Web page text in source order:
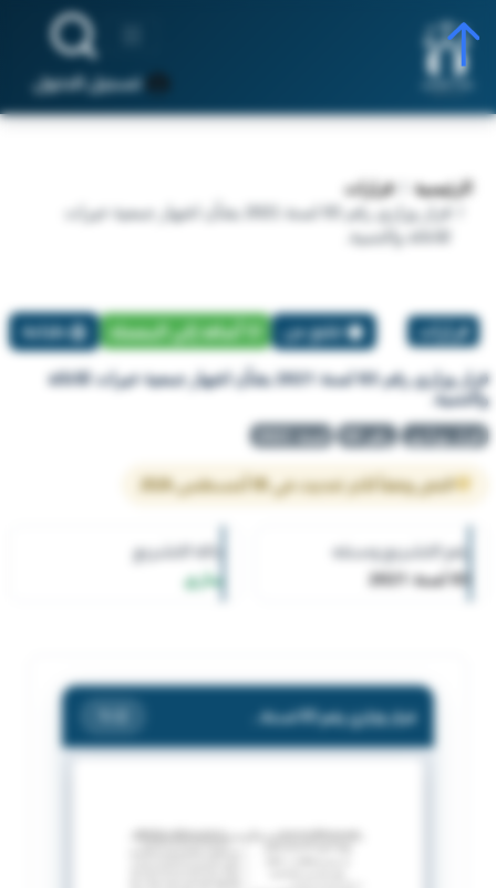
تسجيل الدخول
الرئيسية
قرارات
قرار وزاري رقم 83 لسنة 2021 بشأن اشهار جمعية خيرات
للاغاثة والتنمية.
قرارات تبليغ عن أضافة إلي المفضلة طباعة
قرار وزاري رقم 83 لسنة 2021 بشأن اشهار جمعية خيرات للاغاثة
والتنمية.
قرار وزاري رقم 83 لسنة 2021
النص وفقاً لآخر تحديث في 05 أغسطس 2026
رقم التشريع وسنته
83 لسنة 2021
حالة التشريع
ساري